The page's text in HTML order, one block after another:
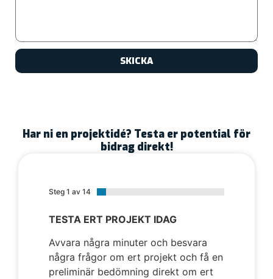
SKICKA
Har ni en projektidé? Testa er potential för
bidrag direkt!
Steg 1 av 14
TESTA ERT PROJEKT IDAG
Avvara några minuter och besvara
några frågor om ert projekt och få en
preliminär bedömning direkt om ert